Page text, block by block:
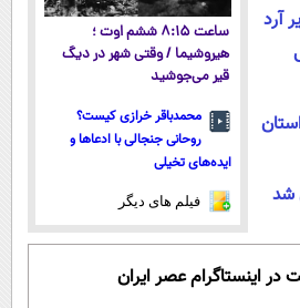
آرد
گندم در ۶ استان
ساعت ۸:۱۵ ششم اوت ؛
هیروشیما / وقتی شهر در دیگ
قیر می‌جوشید
محمدباقر خرازی کیست؟
روحانی جنجالی با ادعاها و
ایده‌های تخیلی
فیلم های دیگر
در اینستاگرام عصر ایران